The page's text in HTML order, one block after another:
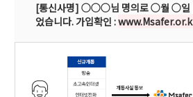
[통신사명] ○○○님 명의로 ○월 ○일
었습니다. 가입확인 :